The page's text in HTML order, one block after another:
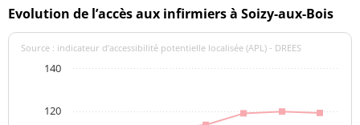
Evolution de l’accès aux infirmiers à Soizy-aux-Bois
Source : indicateur d’accessibilité potentielle localisée (APL) - DREES
120
140